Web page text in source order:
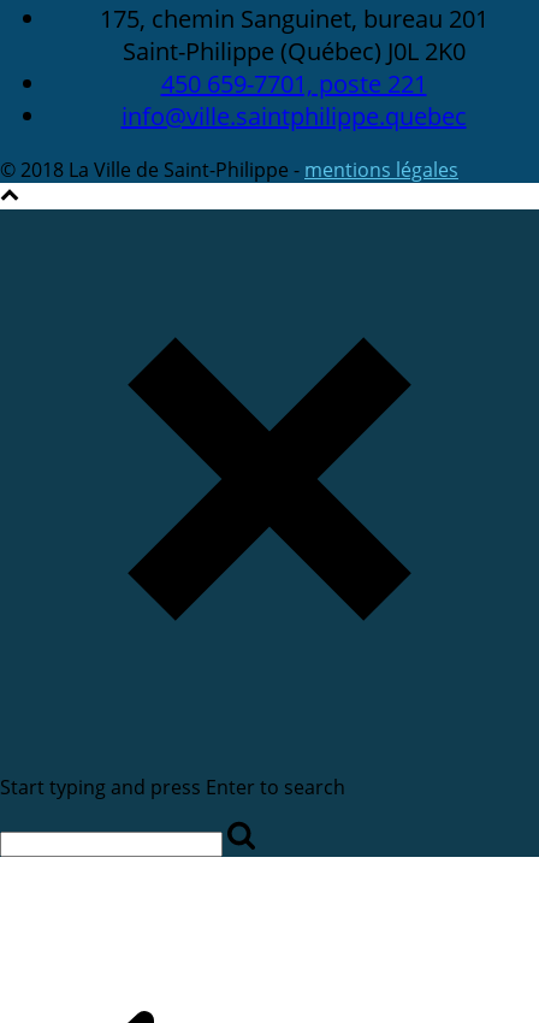
175, chemin Sanguinet, bureau 201
Saint-Philippe (Québec) J0L 2K0
450 659-7701, poste 221
info@ville.saintphilippe.quebec
© 2018 La Ville de Saint-Philippe - mentions légales
Start typing and press Enter to search